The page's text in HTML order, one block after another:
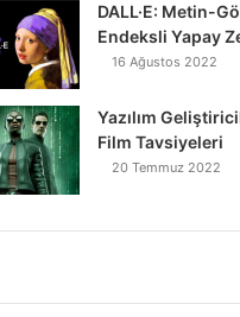
DALL·E: Metin-
Endeksli Yapay
16 Ağustos 2022
Yazılım
Film Tavsiyeleri
20 Temmuz 2022